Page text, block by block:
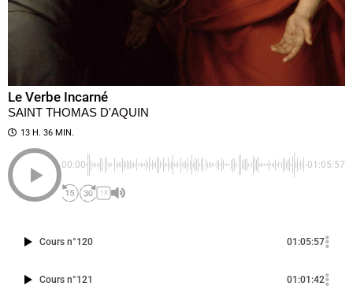
Le Verbe Incarné
SAINT THOMAS D'AQUIN
13 H. 36 MIN.
00:00 -01:05:57
1X
Cours n°120 01:05:57
Cours n°121 01:01:42